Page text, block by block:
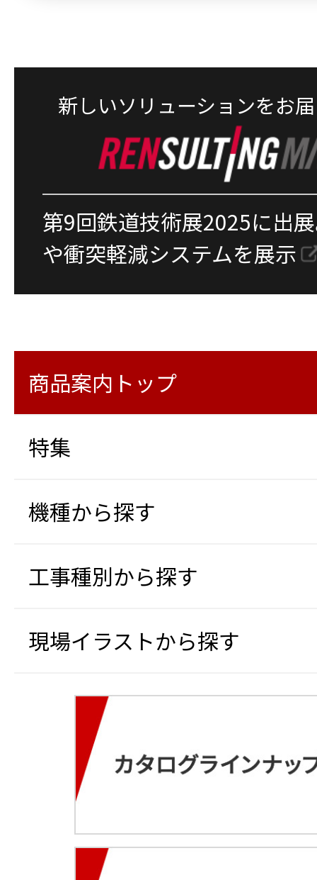
新しいソリューションをお
第9回鉄道技術展2025に出
や衝突軽減システムを展示
商品案内トップ
特集
機種から探す
工事種別から探す
現場イラストから探す